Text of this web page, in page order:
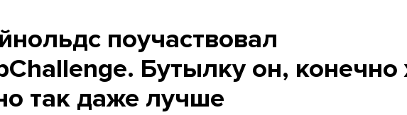
поучаствовал
Бутылку он, конечно
так даже лучше